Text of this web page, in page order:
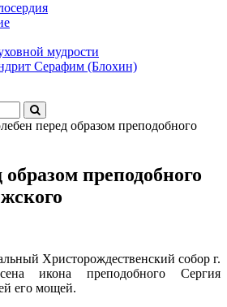
мудрости
Серафим (Блохин)
перед образом преподобного
преподобного
Христорождественский собор г.
икона преподобного Сергия
его мощей.